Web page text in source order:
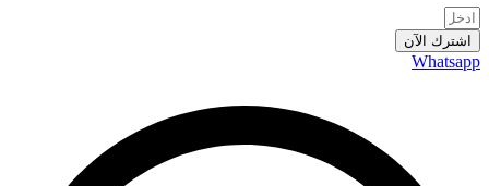
اشترك الآن
Whatsapp